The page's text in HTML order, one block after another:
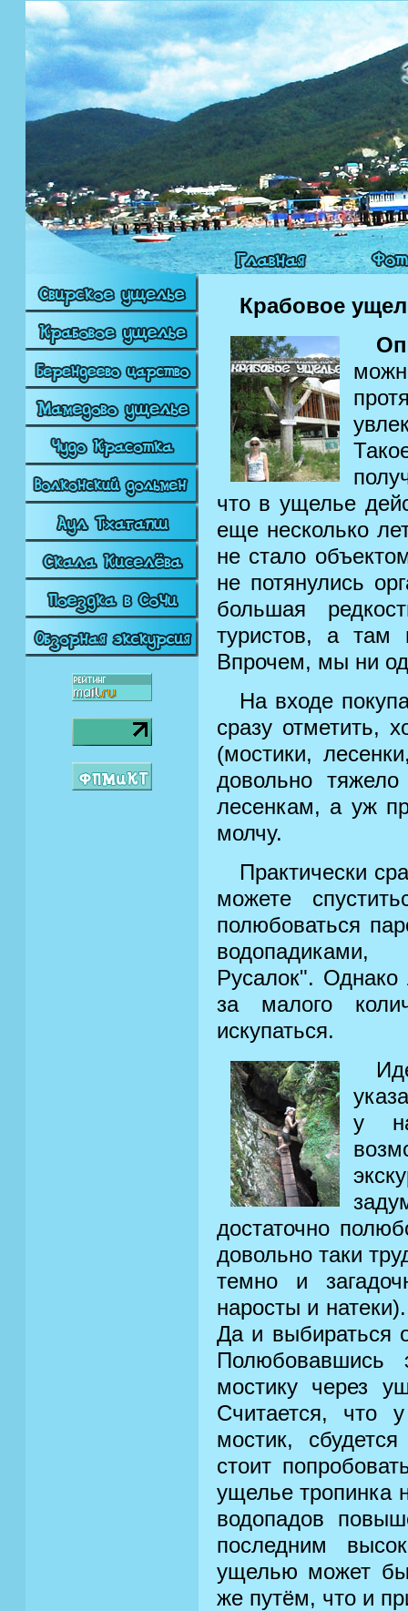
Крабовое
что в ущелье
еще несколько
не стало
не потянулись
большая
туристов, а
Впрочем, мы ни
На входе
сразу отметить,
(мостики,
довольно
лесенкам, а уж
молчу.
Практически
можете
полюбоваться
Русалок".
за малого
искупаться.
у
достаточно
довольно таки
темно и
наросты и
Да и выбираться
мостику через
Считается, что
мостик,
стоит
ущелье тропинка
водопадов
последним
ущелью может
же путём, что и